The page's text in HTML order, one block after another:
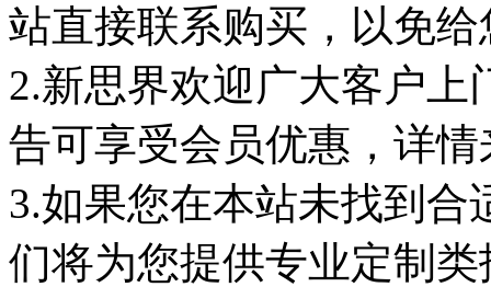
站直接联系购买，以免
2.新思界欢迎广大客户
告可享受会员优惠，详
3.如果您在本站未找到
们将为您提供专业定制类